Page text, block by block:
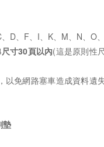
D、F、I、K、M、N、O
尺寸30頁以內(這是原則性
免網路塞車造成資料遺
墊